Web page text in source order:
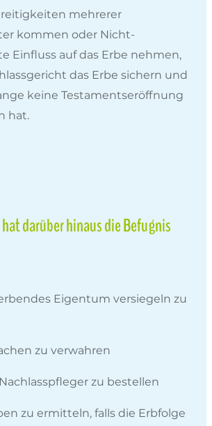
mehrerer
kommen oder Nicht-
Einfluss auf das Erbe nehmen,
das Erbe sichern und
keine Testamentseröffnung
hat.
darüber hinaus die Befugnis
Eigentum versiegeln zu
zu verwahren
zu bestellen
zu ermitteln, falls die Erbfolge